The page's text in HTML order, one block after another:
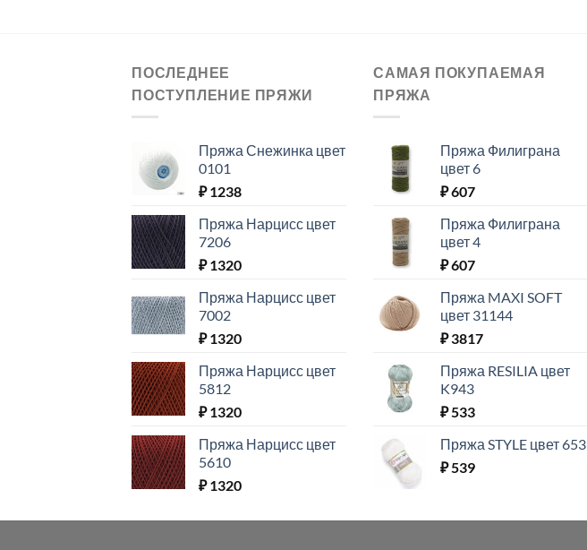
ПОСЛЕДНЕЕ
ПОСТУПЛЕНИЕ ПРЯЖИ
Пряжа Снежинка цвет
0101
₽1238
Пряжа Нарцисс цвет
7206
₽1320
Пряжа Нарцисс цвет
7002
₽1320
Пряжа Нарцисс цвет
5812
₽1320
Пряжа Нарцисс цвет
5610
₽1320
САМАЯ ПОКУПАЕМАЯ
ПРЯЖА
Пряжа Филиграна
цвет 6
₽607
Пряжа Филиграна
цвет 4
₽607
Пряжа MAXI SOFT
цвет 31144
₽3817
Пряжа RESILIA цвет
K943
₽533
Пряжа STYLE цвет 653
₽539